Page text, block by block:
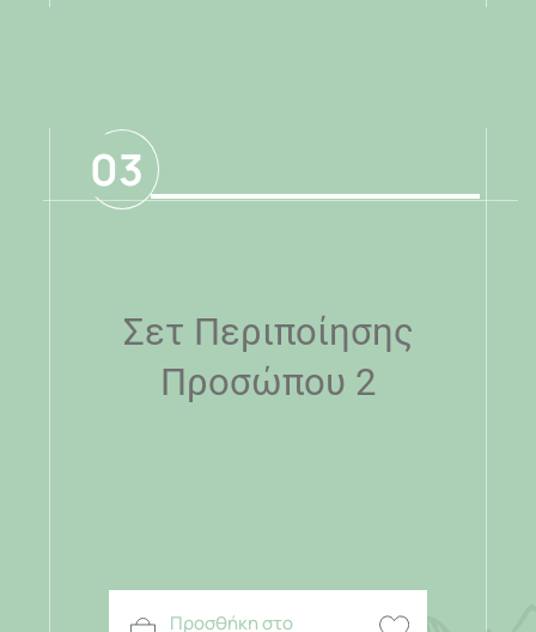
03
Σετ Περιποίησης
Προσώπου 2
Προσθήκη στο